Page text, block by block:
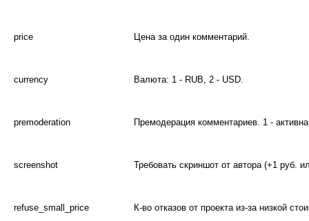
price Цена за один комментарий.
currency Валюта: 1 - RUB, 2 - USD.
premoderation Премодерация комментариев. 1 -
screenshot Требовать скриншот от автора (+1 руб.
refuse_small_price К-во отказов от проекта из-за низкой